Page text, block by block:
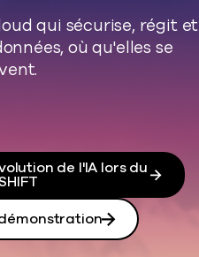
qui sécurise, régit et
où qu'elles se
de l'IA lors du